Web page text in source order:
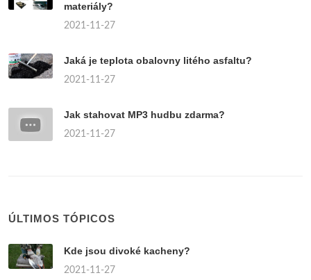
materiály?
2021-11-27
Jaká je teplota obalovny litého asfaltu?
2021-11-27
Jak stahovat MP3 hudbu zdarma?
2021-11-27
ÚLTIMOS TÓPICOS
Kde jsou divoké kacheny?
2021-11-27